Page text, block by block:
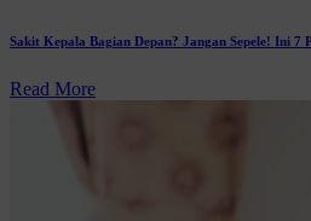
Sakit Kepala Bagian Depan? Jangan Sepele! Ini 7
Read More